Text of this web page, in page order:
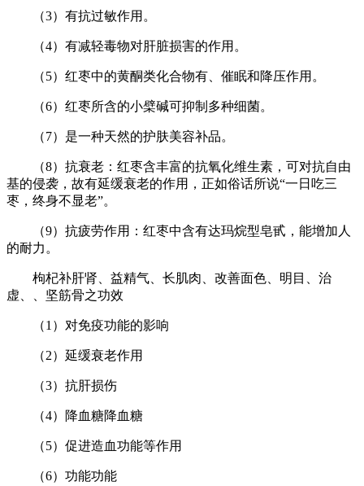
（3）有抗过敏作用。
（4）有减轻毒物对肝脏损害的作用。
（5）红枣中的黄酮类化合物有、催眠和降压作用。
（6）红枣所含的小檗碱可抑制多种细菌。
（7）是一种天然的护肤美容补品。
（8）抗衰老：红枣含丰富的抗氧化维生素，可对抗自由
基的侵袭，故有延缓衰老的作用，正如俗话所说“一日吃三
枣，终身不显老”。
（9）抗疲劳作用：红枣中含有达玛烷型皂甙，能增加人
的耐力。
枸杞补肝肾、益精气、长肌肉、改善面色、明目、治
虚、、坚筋骨之功效
（1）对免疫功能的影响
（2）延缓衰老作用
（3）抗肝损伤
（4）降血糖降血糖
（5）促进造血功能等作用
（6）功能功能